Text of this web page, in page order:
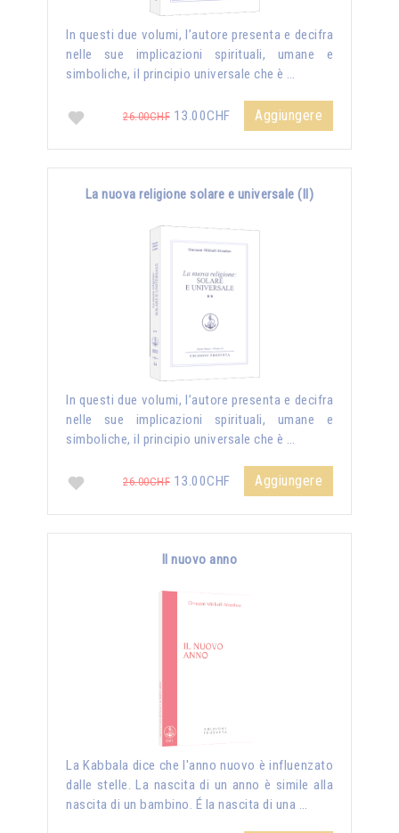
In questi due volumi, l’autore presenta e decifra
nelle sue implicazioni spirituali, umane e
simboliche, il principio universale che è …
26.00CHF 13.00CHF Aggiungere
La nuova religione solare e universale (II)
In questi due volumi, l’autore presenta e decifra
nelle sue implicazioni spirituali, umane e
simboliche, il principio universale che è …
26.00CHF 13.00CHF Aggiungere
Il nuovo anno
La Kabbala dice che l'anno nuovo è influenzato
dalle stelle. La nascita di un anno è simile alla
nascita di un bambino. É la nascita di una …